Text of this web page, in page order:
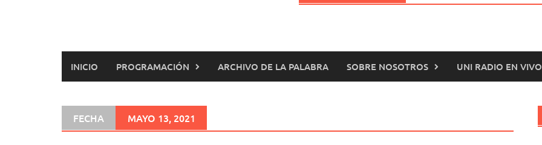
INICIO PROGRAMACIÓN ARCHIVO DE LA PALABRA SOBRE NOSOTROS UNI RADIO EN VIVO
FECHA MAYO 13, 2021